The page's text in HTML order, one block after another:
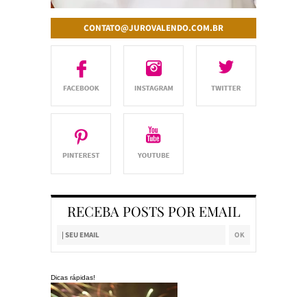
CONTATO@JUROVALENDO.COM.BR
RECEBA POSTS POR EMAIL
Dicas rápidas!